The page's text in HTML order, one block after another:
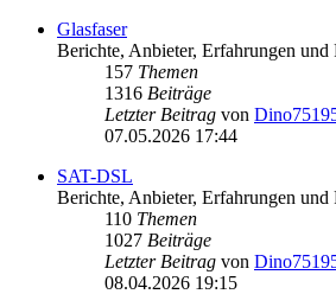
Glasfaser
Berichte, Anbieter, Erfahrungen
157 Themen
1316 Beiträge
Letzter Beitrag von
07.05.2026 17:44
SAT-DSL
Berichte, Anbieter, Erfahrungen
110 Themen
1027 Beiträge
Letzter Beitrag von
08.04.2026 19:15